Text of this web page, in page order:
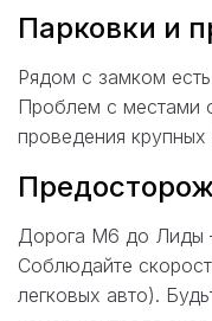
Парковки и
Рядом с замком
Проблем с местами
проведения крупных
Дорога М6 до Лиды
Соблюдайте
легковых авто).